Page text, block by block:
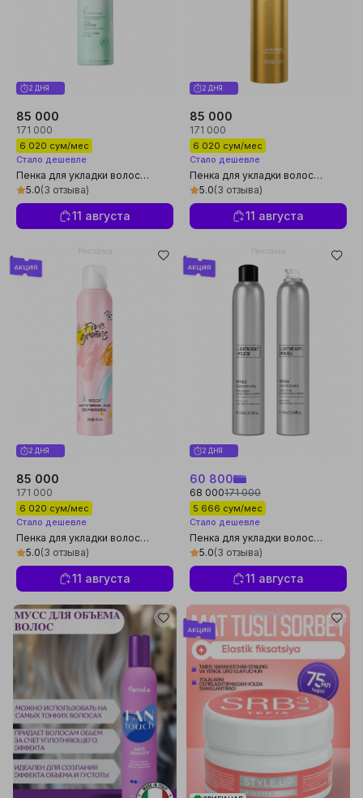
2 ДНЯ
85 000
171 000
6 020 сум/мес
Стало дешевле
Пенка для укладки волос
Hanfang Wugu для вьющихся
волос, 450 мл
5.0(3 отзыва)
11 августа
2 ДНЯ
85 000
171 000
6 020 сум/мес
Стало дешевле
Пенка для укладки волос
Hanfang Wugu для вьющихся
волос, 450 мл
5.0(3 отзыва)
11 августа
2 ДНЯ
85 000
171 000
6 020 сум/мес
Стало дешевле
Пенка для укладки волос
Hanfang Wugu для вьющихся
волос, 450 мл
5.0(3 отзыва)
11 августа
2 ДНЯ
60 800
68 000171 000
5 666 сум/мес
Стало дешевле
Пенка для укладки волос
Hanfang Wugu для вьющихся
волос, 450 мл
5.0(3 отзыва)
11 августа
Реклама